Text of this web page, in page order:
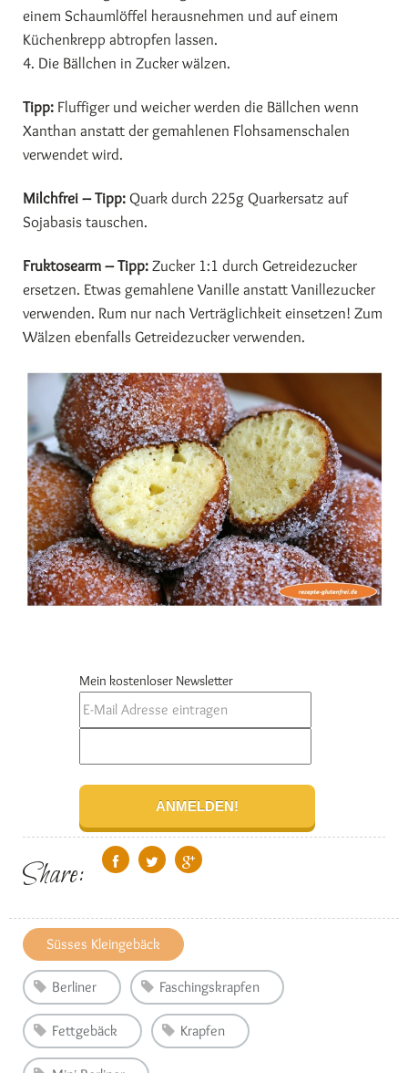
einem Schaumlöffel herausnehmen und auf einem
Küchenkrepp abtropfen lassen.
4. Die Bällchen in Zucker wälzen.
Tipp: Fluffiger und weicher werden die Bällchen wenn
Xanthan anstatt der gemahlenen Flohsamenschalen
verwendet wird.
Milchfrei – Tipp: Quark durch 225g Quarkersatz auf
Sojabasis tauschen.
Fruktosearm – Tipp: Zucker 1:1 durch Getreidezucker
ersetzen. Etwas gemahlene Vanille anstatt Vanillezucker
verwenden. Rum nur nach Verträglichkeit einsetzen! Zum
Wälzen ebenfalls Getreidezucker verwenden.
Mein kostenloser Newsletter
Share:
Süsses Kleingebäck
Berliner Faschingskrapfen
Fettgebäck Krapfen